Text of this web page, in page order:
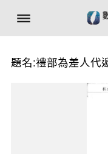
題名:禮部為差人代